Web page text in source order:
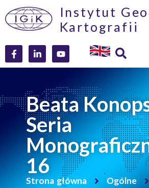
Instytut
Kartografii
Beata
Seria
16
Strona główna Ogólne